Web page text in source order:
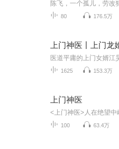
80 176.5万
上门神医丨上门龙
1625 153.3万
上门神医
100 63.4万